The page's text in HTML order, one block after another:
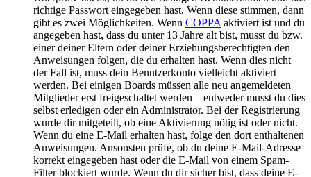
richtige Passwort eingegeben hast. Wenn diese stimmen, dann
gibt es zwei Möglichkeiten. Wenn COPPA aktiviert ist und du
angegeben hast, dass du unter 13 Jahre alt bist, musst du bzw.
einer deiner Eltern oder deiner Erziehungsberechtigten den
Anweisungen folgen, die du erhalten hast. Wenn dies nicht
der Fall ist, muss dein Benutzerkonto vielleicht aktiviert
werden. Bei einigen Boards müssen alle neu angemeldeten
Mitglieder erst freigeschaltet werden – entweder musst du dies
selbst erledigen oder ein Administrator. Bei der Registrierung
wurde dir mitgeteilt, ob eine Aktivierung nötig ist oder nicht.
Wenn du eine E-Mail erhalten hast, folge den dort enthaltenen
Anweisungen. Ansonsten prüfe, ob du deine E-Mail-Adresse
korrekt eingegeben hast oder die E-Mail von einem Spam-
Filter blockiert wurde. Wenn du dir sicher bist, dass deine E-